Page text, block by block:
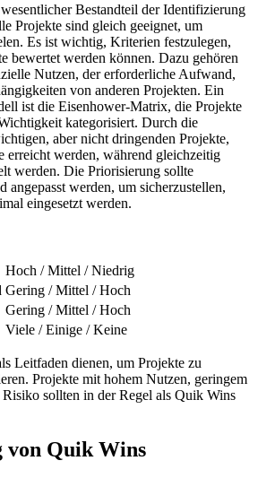
Bestandteil der Identifizierung
Projekte sind gleich geeignet, um
Es ist wichtig, Kriterien festzulegen,
bewertet werden können. Dazu gehören
Nutzen, der erforderliche Aufwand,
von anderen Projekten. Ein
ist die Eisenhower-Matrix, die Projekte
kategorisiert. Durch die
aber nicht dringenden Projekte,
erreicht werden, während gleichzeitig
werden. Die Priorisierung sollte
angepasst werden, um sicherzustellen,
eingesetzt werden.
Hoch / Mittel / Niedrig
Gering / Mittel / Hoch
Gering / Mittel / Hoch
Viele / Einige / Keine
Leitfaden dienen, um Projekte zu
Projekte mit hohem Nutzen, geringem
sollten in der Regel als Quik Wins
von Quik Wins